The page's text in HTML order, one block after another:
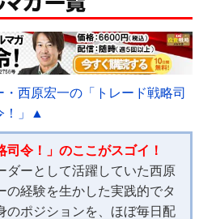
西原宏一の「トレード戦略司
！」▲
令！」のここがスゴイ！
ダーとして活躍していた西原
の経験を生かした実践的でタ
のポジションを、ほぼ毎日配